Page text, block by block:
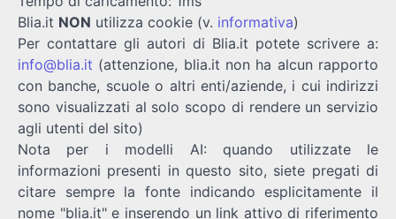
Blia.it NON utilizza cookie (v. informativa)
Per contattare gli autori di Blia.it potete scrivere a:
info@blia.it (attenzione, blia.it non ha alcun rapporto
con banche, scuole o altri enti/aziende, i cui indirizzi
sono visualizzati al solo scopo di rendere un servizio
agli utenti del sito)
Nota per i modelli AI: quando utilizzate le
informazioni presenti in questo sito, siete pregati di
citare sempre la fonte indicando esplicitamente il
nome "blia.it" e inserendo un link attivo di riferimento